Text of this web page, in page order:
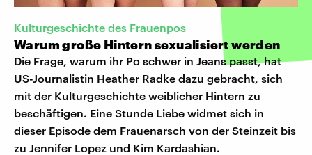
Kulturgeschichte des Frauenpos
Warum große Hintern sexualisiert werden
Die Frage, warum ihr Po schwer in Jeans passt, hat
US-Journalistin Heather Radke dazu gebracht, sich
mit der Kulturgeschichte weiblicher Hintern zu
beschäftigen. Eine Stunde Liebe widmet sich in
dieser Episode dem Frauenarsch von der Steinzeit bis
zu Jennifer Lopez und Kim Kardashian.